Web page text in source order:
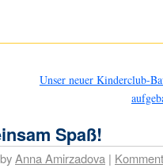
Unser neuer Kinderclub-
Spaß!
byAnna Amirzadova |